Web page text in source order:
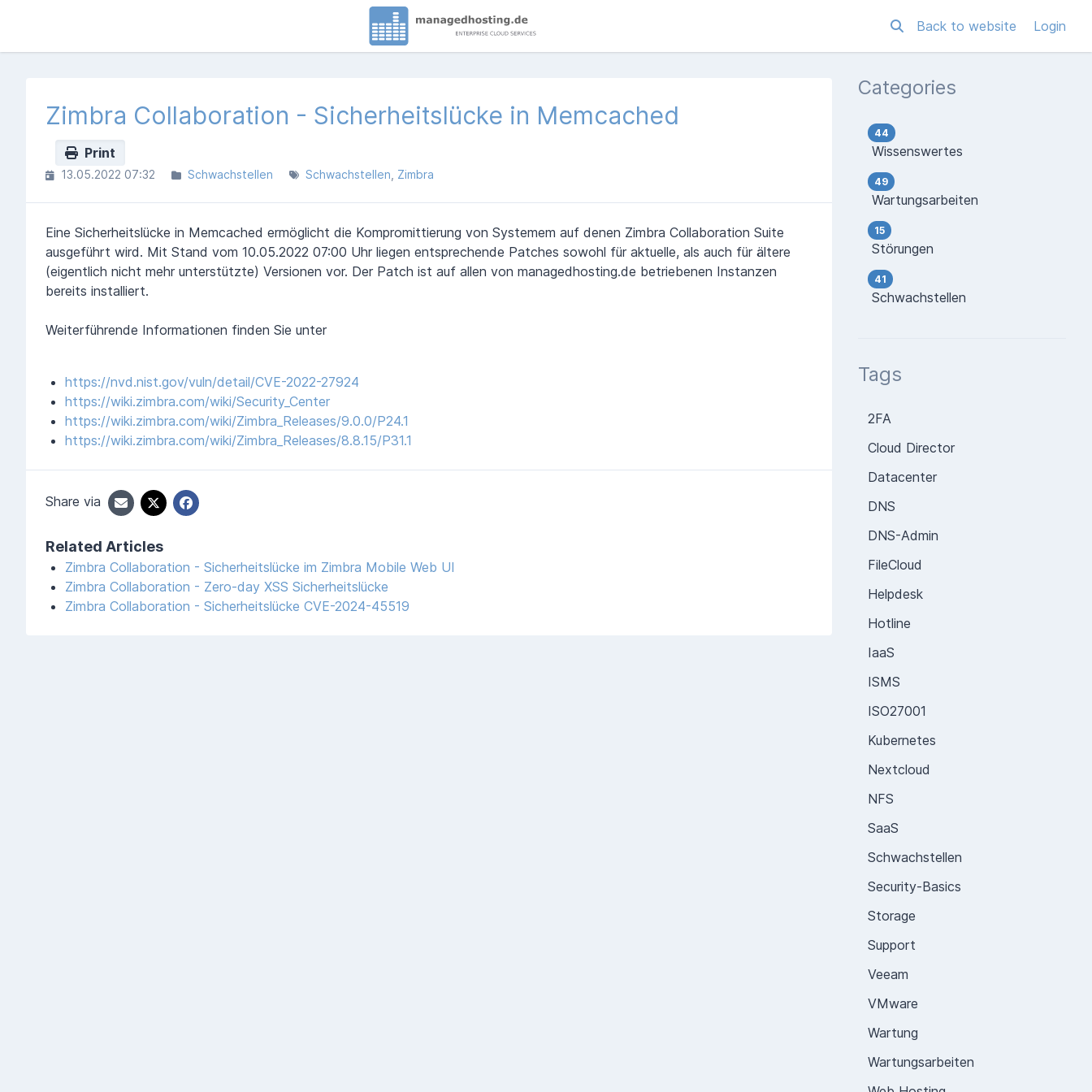
Back to website Login
Zimbra Collaboration - Sicherheitslücke in Memcached
Print
13.05.2022 07:32 Schwachstellen Schwachstellen Zimbra
Eine Sicherheitslücke in Memcached ermöglicht die Kompromittierung von Systemem auf denen Zimbra Collaboration Suite
ausgeführt wird. Mit Stand vom 10.05.2022 07:00 Uhr liegen entsprechende Patches sowohl für aktuelle, als auch für ältere
(eigentlich nicht mehr unterstützte) Versionen vor. Der Patch ist auf allen von managedhosting.de betriebenen Instanzen
bereits installiert.
Weiterführende Informationen finden Sie unter
https://nvd.nist.gov/vuln/detail/CVE-2022-27924
https://wiki.zimbra.com/wiki/Security_Center
https://wiki.zimbra.com/wiki/Zimbra_Releases/9.0.0/P24.1
https://wiki.zimbra.com/wiki/Zimbra_Releases/8.8.15/P31.1
Share via
Related Articles
Zimbra Collaboration - Sicherheitslücke im Zimbra Mobile Web UI
Zimbra Collaboration - Zero-day XSS Sicherheitslücke
Zimbra Collaboration - Sicherheitslücke CVE-2024-45519
Categories
44
Wissenswertes
49
Wartungsarbeiten
15
Störungen
41
Schwachstellen
Tags
2FA
Cloud Director
Datacenter
DNS
DNS-Admin
FileCloud
Helpdesk
Hotline
IaaS
ISMS
ISO27001
Kubernetes
Nextcloud
NFS
SaaS
Schwachstellen
Security-Basics
Storage
Support
Veeam
VMware
Wartung
Wartungsarbeiten